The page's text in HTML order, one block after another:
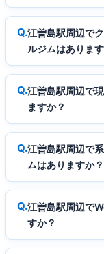
江曽島駅周辺で
ルジムはありま
江曽島駅周辺で
ますか？
江曽島駅周辺で
ムはありますか？
江曽島駅周辺で
すか？